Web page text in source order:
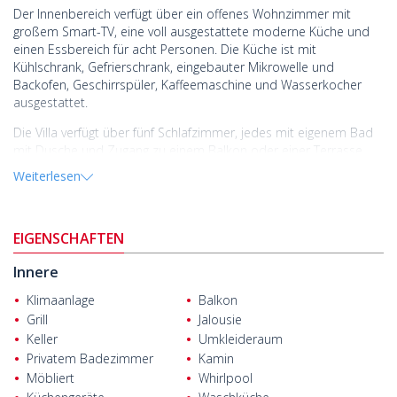
Der Innenbereich verfügt über ein offenes Wohnzimmer mit
großem Smart-TV, eine voll ausgestattete moderne Küche und
einen Essbereich für acht Personen. Die Küche ist mit
Kühlschrank, Gefrierschrank, eingebauter Mikrowelle und
Backofen, Geschirrspüler, Kaffeemaschine und Wasserkocher
ausgestattet.
Die Villa verfügt über fünf Schlafzimmer, jedes mit eigenem Bad
mit Dusche und Zugang zu einem Balkon oder einer Terrasse.
Das Hauptschlafzimmer bietet ein Kingsize-Bett,
Doppelwaschbecken und einen geräumigen Balkon mit
private Terrasse.
Die Villa verfügt außerdem über eine Sauna sowie einen Spiel-
Rosenbüschen und Obstbäumen umgebene Garten bietet eine
ruhige und angenehme Atmosphäre.
Im Außenbereich bietet die Villa einen Infinity-Pool mit
integriertem Whirlpool und Sonnenliegen mit Blick auf die Bucht.
Die große Terrasse bietet Sitzgelegenheiten unter einer Pergola,
Weiterlesen
EIGENSCHAFTEN
Innere
Klimaanlage
Balkon
Grill
Jalousie
Keller
Umkleideraum
Privatem Badezimmer
Kamin
Möbliert
Whirlpool